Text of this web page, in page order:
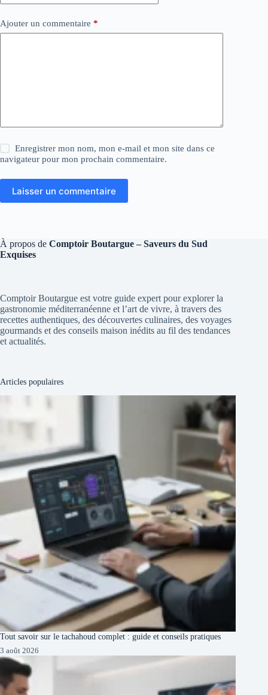
Ajouter un commentaire *
Enregistrer mon nom, mon e-mail et mon site dans ce
navigateur pour mon prochain commentaire.
Laisser un commentaire
À propos de Comptoir Boutargue – Saveurs du Sud
Exquises
Comptoir Boutargue est votre guide expert pour explorer la
gastronomie méditerranéenne et l’art de vivre, à travers des
recettes authentiques, des découvertes culinaires, des voyages
gourmands et des conseils maison inédits au fil des tendances
et actualités.
Articles populaires
Tout savoir sur le tachahoud complet : guide et conseils pratiques
3 août 2026